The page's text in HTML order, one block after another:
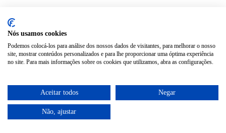
Nós usamos cookies
Podemos colocá-los para análise dos nossos dados de visitantes, para melhorar o nosso
site, mostrar conteúdos personalizados e para lhe proporcionar uma óptima experiência
no site. Para mais informações sobre os cookies que utilizamos, abra as configurações.
Aceitar todos Negar
Não, ajustar